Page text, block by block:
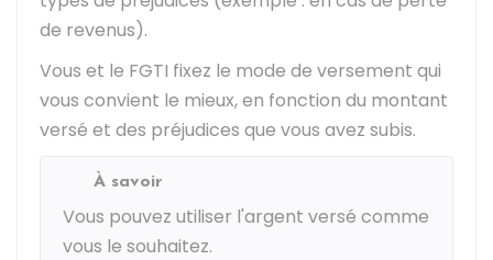
de revenus).
Vous et le FGTI fixez le mode de versement qui
vous convient le mieux, en fonction du montant
versé et des préjudices que vous avez subis.
À savoir
Vous pouvez utiliser l'argent versé comme
vous le souhaitez.